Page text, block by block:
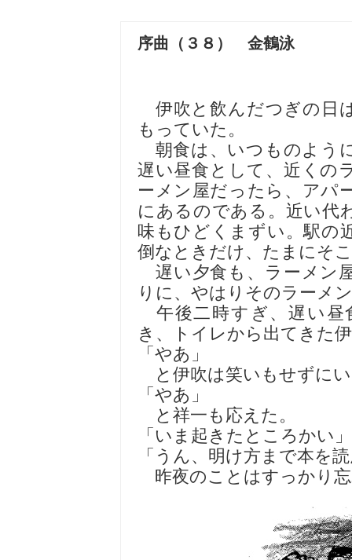
序曲（３８） 金鶴泳
伊吹と飲んだつぎの日
もっていた。
朝食は、いつものよう
遅い昼食として、近くの
ーメン屋だったら、アパ
にあるのである。近い代
味もひどくまずい。駅の
倒なときだけ、たまにそ
遅い夕食も、ラーメン
りに、やはりそのラーメ
午後二時すぎ、遅い昼
き、トイレから出てきた
「やあ」
と伊吹は笑いもせずに
「やあ」
と祥一も応えた。
「いま起きたところかい」
「うん、明け方まで本を
昨夜のことはすっかり